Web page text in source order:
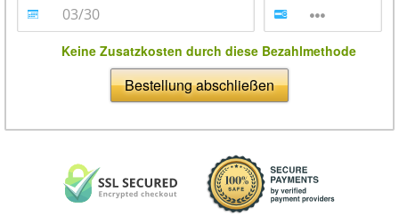
Keine Zusatzkosten durch diese Bezahlmethode
Bestellung abschließen